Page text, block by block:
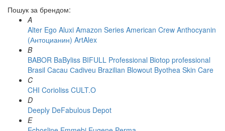
Пошук за брендом:
A
Alter Ego Aluxi Amazon Series American Crew Anthocyanin
(Антоцианин) ArtAlex
B
BABOR BaByliss BIFULL Professional Biotop professional
Brasil Cacau Сadiveu Brazilian Blowout Byothea Skin Care
C
CHI Corioliss CULT.O
D
Deeply DeFabulous Depot
E